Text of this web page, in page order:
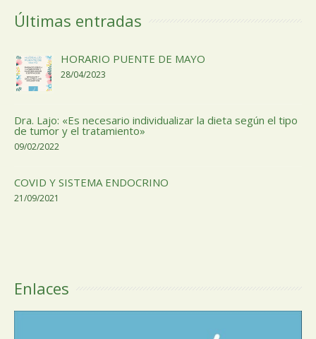
Últimas entradas
HORARIO PUENTE DE MAYO
28/04/2023
Dra. Lajo: «Es necesario individualizar la dieta según el tipo
de tumor y el tratamiento»
09/02/2022
COVID Y SISTEMA ENDOCRINO
21/09/2021
Enlaces